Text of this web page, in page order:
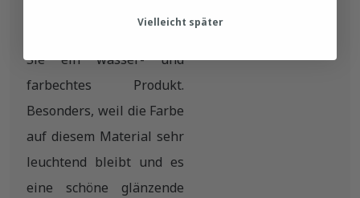
Sie ein wasser- und
farbechtes Produkt.
Besonders, weil die Farbe
auf diesem Material sehr
leuchtend bleibt und es
eine schöne glänzende
Vielleicht später